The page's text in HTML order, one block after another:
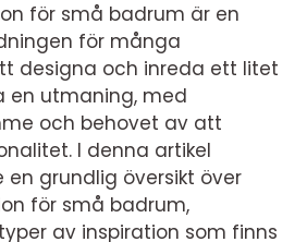
för små badrum är en
för många
designa och inreda ett litet
en utmaning, med
och behovet av att
I denna artikel
grundlig översikt över
för små badrum,
av inspiration som finns